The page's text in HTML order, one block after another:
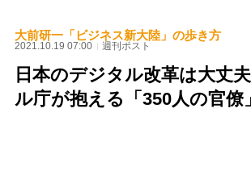
大前研一「ビジネス新大陸」の歩き方
2021.10.19 07:00 週刊ポスト
日本のデジタル改革は大丈
ル庁が抱える「350人の官僚